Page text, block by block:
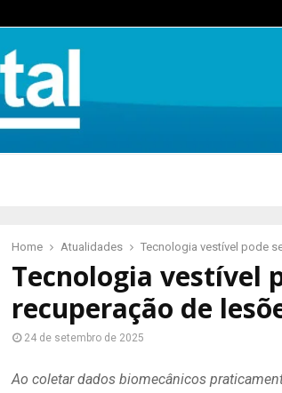
Home Atualidades Tecnologia vestível pode
Tecnologia vestível
recuperação de
24 de setembro de 2025
Ao coletar dados biomecânicos